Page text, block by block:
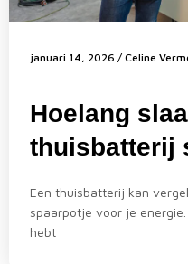
januari 14, 2026 / Celine
Hoelang
thuisbatterij
Een thuisbatterij kan
spaarpotje voor je
hebt